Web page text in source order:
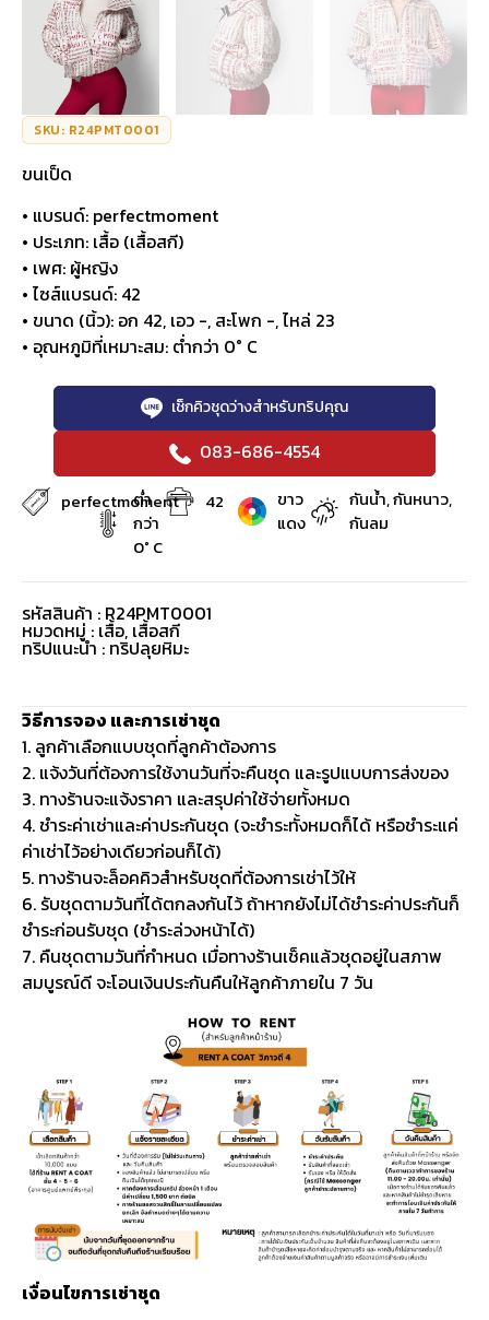
SKU: R24PMT0001
ขนเป็ด
• แบรนด์: perfectmoment
• ประเภท: เสื้อ (เสื้อสกี)
• เพศ: ผู้หญิง
• ไซส์แบรนด์: 42
• ขนาด (นิ้ว): อก 42, เอว -, สะโพก -, ไหล่ 23
• อุณหภูมิที่เหมาะสม: ต่ำกว่า 0° C
เช็กคิวชุดว่างสำหรับทริปคุณ
083-686-4554
perfectmoment
ต่ำ
กว่า
0° C
42
ขาว
แดง
กันน้ำ, กันหนาว,
กันลม
รหัสสินค้า : R24PMT0001
หมวดหมู่ : เสื้อ, เสื้อสกี
ทริปแนะนำ : ทริปลุยหิมะ
วิธีการจอง และการเช่าชุด
1. ลูกค้าเลือกแบบชุดที่ลูกค้าต้องการ
2. แจ้งวันที่ต้องการใช้งานวันที่จะคืนชุด และรูปแบบการส่งของ
3. ทางร้านจะแจ้งราคา และสรุปค่าใช้จ่ายทั้งหมด
4. ชำระค่าเช่าและค่าประกันชุด (จะชำระทั้งหมดก็ได้ หรือชำระแค่
ค่าเช่าไว้อย่างเดียวก่อนก็ได้)
5. ทางร้านจะล็อคคิวสำหรับชุดที่ต้องการเช่าไว้ให้
6. รับชุดตามวันที่ได้ตกลงกันไว้ ถ้าหากยังไม่ได้ชำระค่าประกันก็
ชำระก่อนรับชุด (ชำระล่วงหน้าได้)
7. คืนชุดตามวันที่กำหนด เมื่อทางร้านเช็คแล้วชุดอยู่ในสภาพ
สมบูรณ์ดี จะโอนเงินประกันคืนให้ลูกค้าภายใน 7 วัน
เงื่อนไขการเช่าชุด